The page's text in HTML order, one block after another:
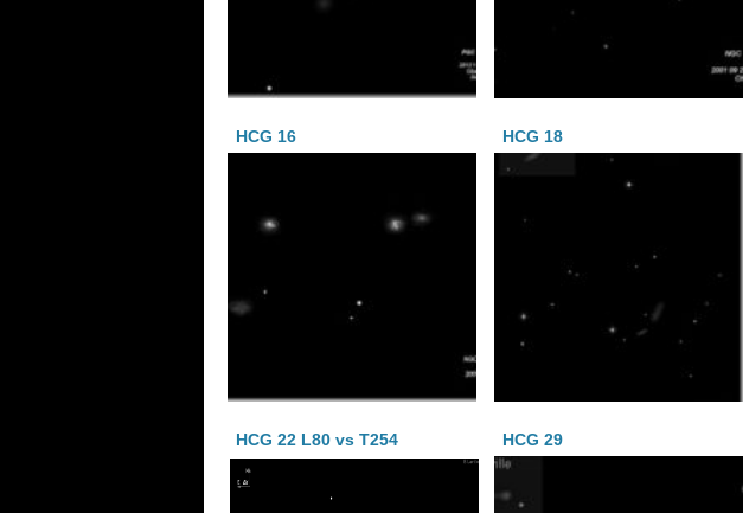
HCG 16 HCG 18
HCG 22 L80 vs T254 HCG 29